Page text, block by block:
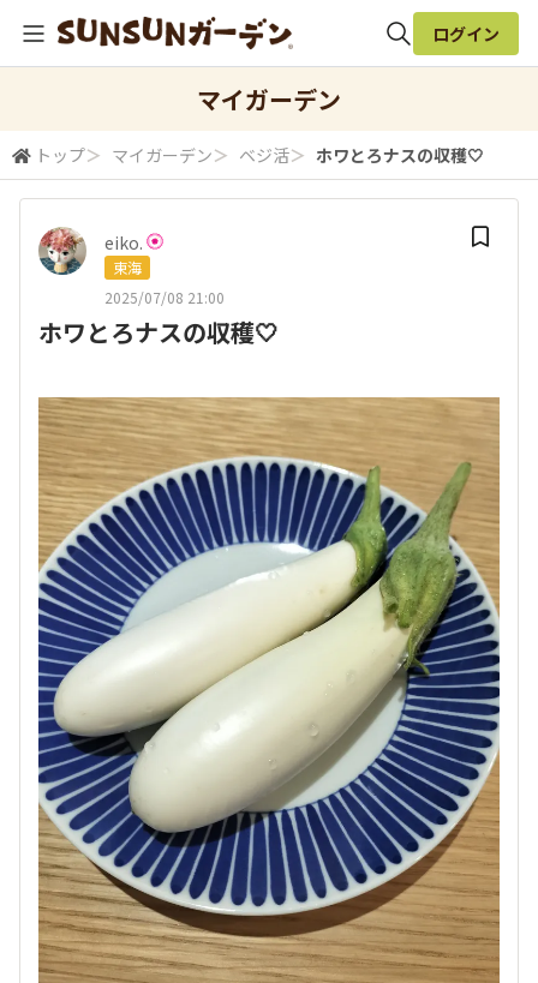
検索
ログイン
マイガーデン
トップ＞ マイガーデン＞ ベジ活＞ ホワとろナスの収穫🤍
eiko.
東海
2025/07/08 21:00
ホワとろナスの収穫🤍